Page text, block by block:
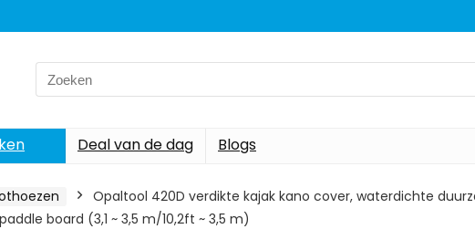
Search
for:
Deal van de dag Blogs
Opaltool 420D verdikte kajak kano cover, waterdichte
board (3,1 ~ 3,5 m/10,2ft ~ 3,5 m)